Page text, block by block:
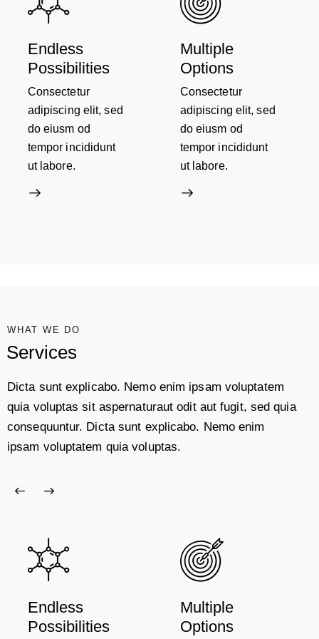
Endless
Possibilities
Consectetur
adipiscing elit, sed
do eiusm od
tempor incididunt
ut labore.
Multiple
Options
Consectetur
adipiscing elit, sed
do eiusm od
tempor incididunt
ut labore.
WHAT WE DO
Services
Dicta sunt explicabo. Nemo enim ipsam voluptatem
quia voluptas sit aspernaturaut odit aut fugit, sed quia
consequuntur. Dicta sunt explicabo. Nemo enim
ipsam voluptatem quia voluptas.
Endless
Possibilities
Multiple
Options